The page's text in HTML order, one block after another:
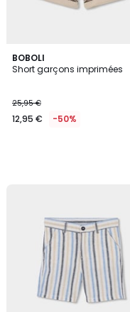
BOBOLI
Short garçons imprimées
25,95 €
12,95 € -50%